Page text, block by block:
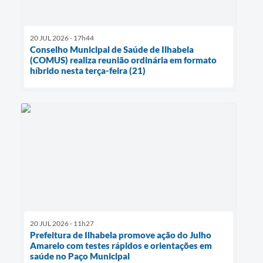
20 JUL 2026 - 17h44
Conselho Municipal de Saúde de Ilhabela
(COMUS) realiza reunião ordinária em formato
híbrido nesta terça-feira (21)
20 JUL 2026 - 11h27
Prefeitura de Ilhabela promove ação do Julho
Amarelo com testes rápidos e orientações em
saúde no Paço Municipal